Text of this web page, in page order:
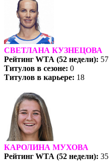
СВЕТЛАНА КУЗНЕЦОВА
Рейтинг WTA (52 недели): 57
Титулов в сезоне: 0
Титулов в карьере: 18
КАРОЛИНА МУХОВА
Рейтинг WTA (52 недели): 35